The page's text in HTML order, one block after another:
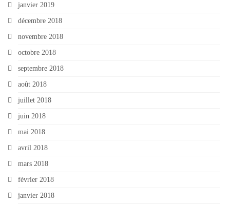
janvier 2019
décembre 2018
novembre 2018
octobre 2018
septembre 2018
août 2018
juillet 2018
juin 2018
mai 2018
avril 2018
mars 2018
février 2018
janvier 2018